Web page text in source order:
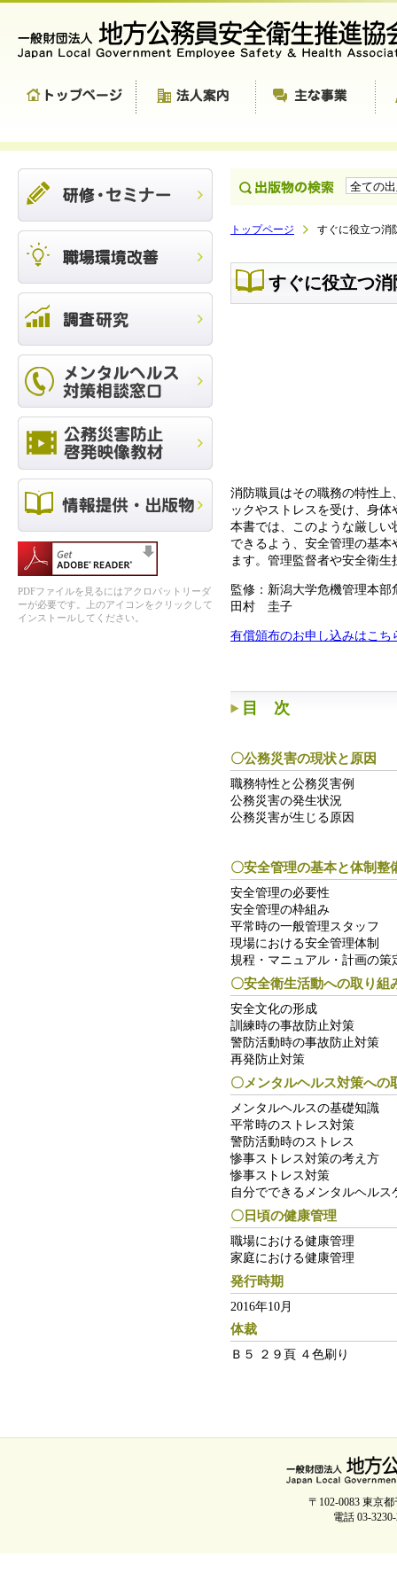
PDFファイルを見るにはアクロバットリーダ
ーが必要です。上のアイコンをクリックして
インストールしてください。
トップページ すぐに役立つ消
すぐに役立つ
消防職員はその職務の特性
ックやストレスを受け、身
本書では、このような厳し
できるよう、安全管理の基
ます。管理監督者や安全衛
監修：新潟大学危機管理本
田村 圭子
有償頒布のお申し込みはこち
目 次
〇公務災害の現状と原因
職務特性と公務災害例
公務災害の発生状況
公務災害が生じる原因
〇安全管理の基本と体制整
安全管理の必要性
安全管理の枠組み
平常時の一般管理スタッフ
現場における安全管理体制
規程・マニュアル・計画の策
〇安全衛生活動への取り組
安全文化の形成
訓練時の事故防止対策
警防活動時の事故防止対策
再発防止対策
〇メンタルヘルス対策への
メンタルヘルスの基礎知識
平常時のストレス対策
警防活動時のストレス
惨事ストレス対策の考え方
惨事ストレス対策
自分でできるメンタルヘルス
〇日頃の健康管理
職場における健康管理
家庭における健康管理
発行時期
2016年10月
体裁
Ｂ５ ２９頁 ４色刷り
〒102-0083 東京
電話 03-